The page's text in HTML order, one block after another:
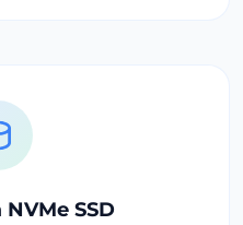
SSD